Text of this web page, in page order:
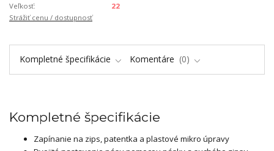
Veľkosť:
22
Strážiť cenu / dostupnosť
Kompletné špecifikácie Komentáre 0
Kompletné špecifikácie
Zapínanie na zips, patentka a plastové mikro úpravy